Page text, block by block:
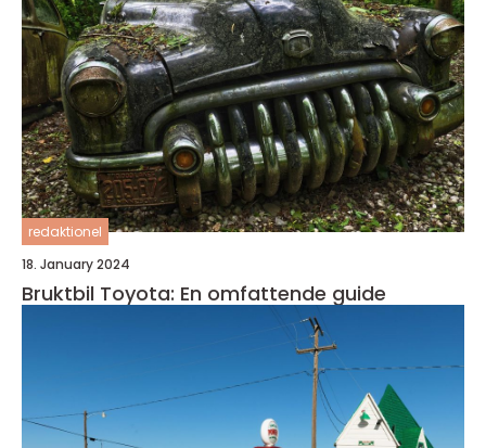
redaktionel
18. January 2024
Bruktbil Toyota: En omfattende guide